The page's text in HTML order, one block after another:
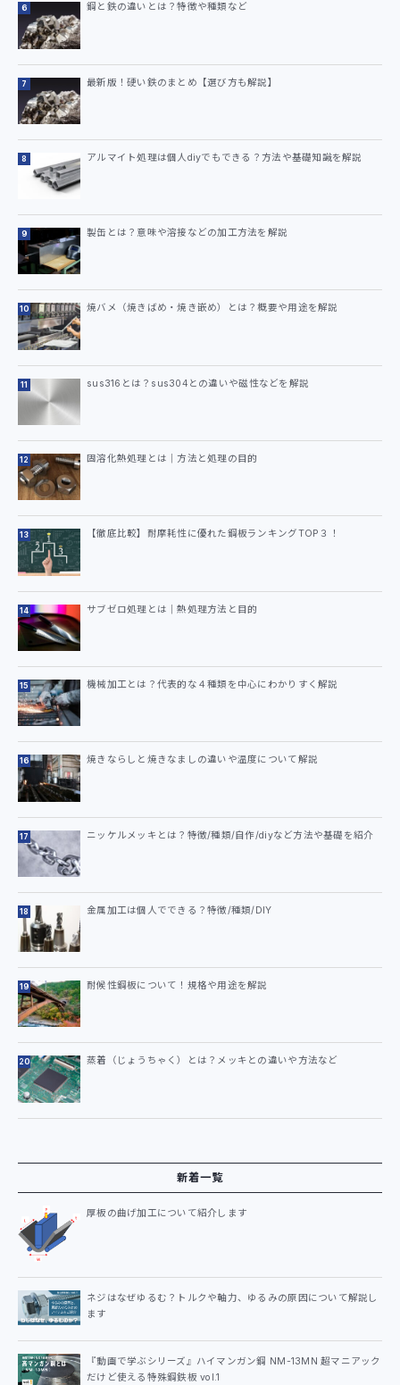
鋼と鉄の違いとは？特徴や種類など
最新版！硬い鉄のまとめ【選び方も解説】
アルマイト処理は個人diyでもできる？方法や基礎知識を解説
製缶とは？意味や溶接などの加工方法を解説
焼バメ（焼きばめ・焼き嵌め）とは？概要や用途を解説
sus316とは？sus304との違いや磁性などを解説
固溶化熱処理とは｜方法と処理の目的
【徹底比較】耐摩耗性に優れた鋼板ランキングTOP３！
サブゼロ処理とは｜熱処理方法と目的
機械加工とは？代表的な４種類を中心にわかりすく解説
焼きならしと焼きなましの違いや温度について解説
ニッケルメッキとは？特徴/種類/自作/diyなど方法や基礎を紹介
金属加工は個人でできる？特徴/種類/DIY
耐候性鋼板について！規格や用途を解説
蒸着（じょうちゃく）とは？メッキとの違いや方法など
新着一覧
厚板の曲げ加工について紹介します
ネジはなぜゆるむ？トルクや軸力、ゆるみの原因について解説し
ます
『動画で学ぶシリーズ』ハイマンガン鋼 NM-13MN 超マニアック
だけど使える特殊鋼鉄板 vol.1